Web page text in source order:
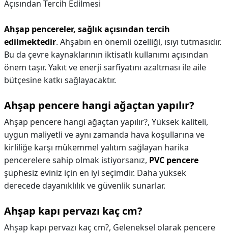
Açısından Tercih Edilmesi
Ahşap pencereler, sağlık açısından tercih
edilmektedir. Ahşabın en önemli özelliği, ısıyı tutmasıdır.
Bu da çevre kaynaklarının iktisatlı kullanımı açısından
önem taşır. Yakıt ve enerji sarfiyatını azaltması ile aile
bütçesine katkı sağlayacaktır.
Ahşap pencere hangi ağaçtan yapılır?
Ahşap pencere hangi ağaçtan yapılır?, Yüksek kaliteli,
uygun maliyetli ve aynı zamanda hava koşullarına ve
kirliliğe karşı mükemmel yalıtım sağlayan harika
pencerelere sahip olmak istiyorsanız, PVC pencere
şüphesiz eviniz için en iyi seçimdir. Daha yüksek
derecede dayanıklılık ve güvenlik sunarlar.
Ahşap kapı pervazı kaç cm?
Ahşap kapı pervazı kaç cm?, Geleneksel olarak pencere